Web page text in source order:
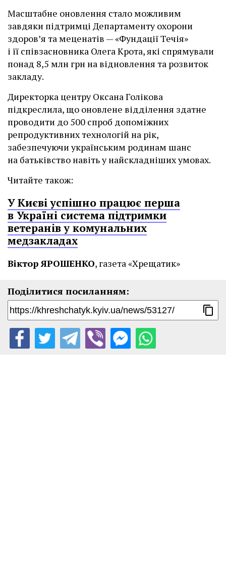
Масштабне оновлення стало можливим
завдяки підтримці Департаменту охорони
здоров’я та меценатів — «Фундації Течія»
і її співзасновника Олега Крота, які спрямували
понад 8,5 млн грн на відновлення та розвиток
закладу.
Директорка центру Оксана Голікова
підкреслила, що оновлене відділення здатне
проводити до 500 спроб допоміжних
репродуктивних технологій на рік,
забезпечуючи українським родинам шанс
на батьківство навіть у найскладніших умовах.
Читайте також:
У Києві успішно працює перша
в Україні система підтримки
ветеранів у комунальних
медзакладах
Віктор ЯРОШЕНКО, газета «Хрещатик»